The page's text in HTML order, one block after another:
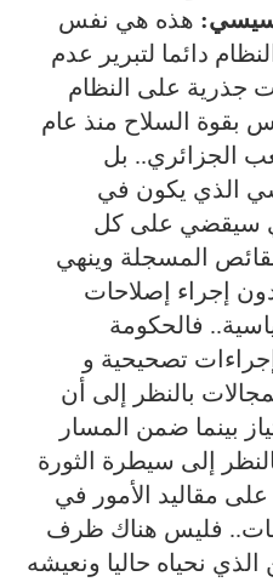
هذه هي نفس
دائما لتبرير عدم
جذرية على النظام
بقوة السلاح منذ عام
الجزائري.. بل
الذي يكون في
سيقضي على كل
المسجلة وينهي
إجراء إصلاحات
فالحكومة
إجراءات تصحيحية و
بالنظر إلى أن
بينما ضمن المسار
إلى سيطرة الثورة
على مقاليد الأمور في
فليس هناك ظرف
نحياه حاليا ونعيشه